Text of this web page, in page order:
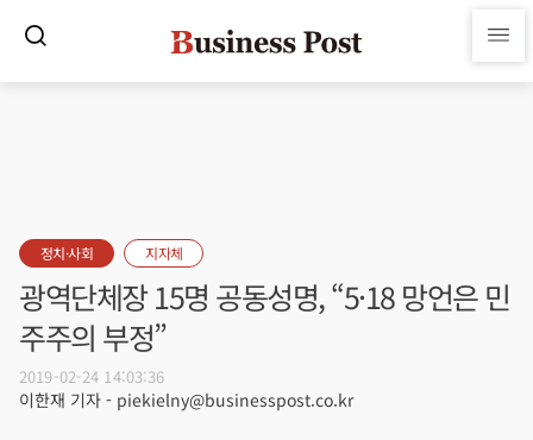
정치·사회 지자체
광역단체장 15명 공동성명, “5·18 망언은 민
주주의 부정”
2019-02-24 14:03:36
이한재 기자 - piekielny@businesspost.co.kr